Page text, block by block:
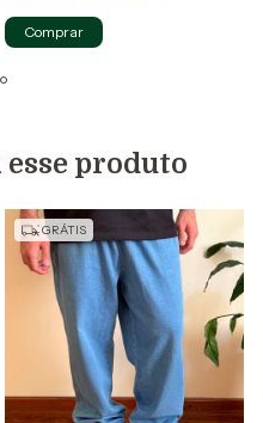
Comprar
produto
GRÁTIS